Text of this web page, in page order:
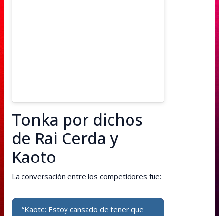
Tonka por dichos
de Rai Cerda y
Kaoto
La conversación entre los competidores fue:
“Kaoto: Estoy cansado de tener que